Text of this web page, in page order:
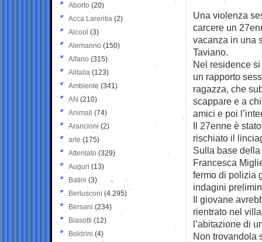
Una violenza
carcere un
vacanza in una
Taviano.
Nel residence
un rapporto
ragazza, che
scappare e a
amici e poi
Il 27enne è
rischiato il
Sulla base
Francesca
fermo di polizia
indagini
Il giovane
rientrato nel
l’abitazione di
Non trovandola
Aborto (20)
Acca Larentia (2)
Alcool (3)
Alemanno (150)
Alfano (315)
Alitalia (123)
Ambiente (341)
AN (210)
Animali (74)
Arancioni (2)
arte (175)
Attentato (329)
Auguri (13)
Batini (3)
Berlusconi (4.295)
Bersani (234)
Biasotti (12)
Boldrini (4)